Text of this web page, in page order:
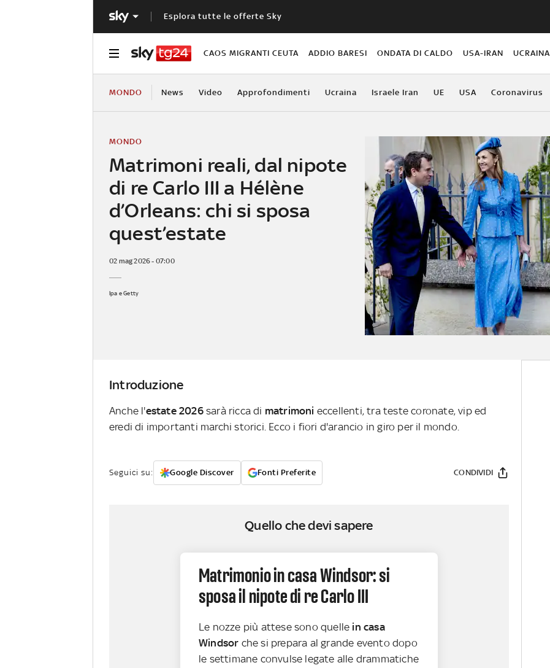
Esplora tutte le offerte Sky
CAOS MIGRANTI CEUTA ADDIO BARESI ONDATA DI CALDO USA-IRAN UCRAINA
MONDO News Video Approfondimenti Ucraina Israele Iran UE USA Coronavirus
Matrimoni reali, dal nipote
di re Carlo III a Hélène
d’Orleans: chi si sposa
quest’estate
MONDO
02 mag 2026 - 07:00
Ipa e Getty
Introduzione
Anche l'estate 2026sarà ricca di matrimoni eccellenti, tra teste coronate, vip ed
eredi di importanti marchi storici. Ecco i fiori d'arancio in giro per il mondo.
Seguici su: Google Discover Fonti Preferite CONDIVIDI
Quello che devi sapere
Matrimonio in casa Windsor: si
sposa il nipote di re Carlo III
Le nozze più attese sono quelle in casa
Windsor che si prepara al grande evento dopo
le settimane convulse legate alle drammatiche